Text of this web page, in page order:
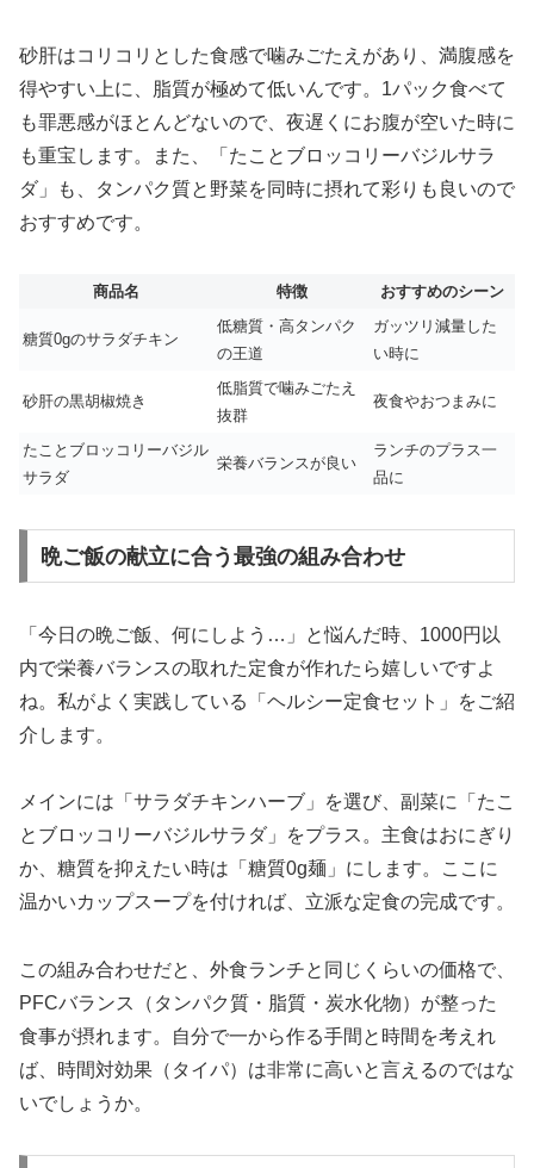
砂肝はコリコリとした食感で噛みごたえがあり、満腹感を
得やすい上に、脂質が極めて低いんです。 1パック食べて
も罪悪感がほとんどないので、夜遅くにお腹が空いた時に
も重宝します。また、「たことブロッコリーバジルサラ
ダ」も、タンパク質と野菜を同時に摂れて彩りも良いので
おすすめです。
商品名 特徴 おすすめのシーン
糖質0gのサラダチキン
低糖質・高タンパク
の王道
ガッツリ減量した
い時に
砂肝の黒胡椒焼き
低脂質で噛みごたえ
抜群
夜食やおつまみに
たことブロッコリーバジル
サラダ
栄養バランスが良い
ランチのプラス一
品に
晩ご飯の献立に合う最強の組み合わせ
「今日の晩ご飯、何にしよう…」と悩んだ時、1000円以
内で栄養バランスの取れた定食が作れたら嬉しいですよ
ね。私がよく実践している「ヘルシー定食セット」をご紹
介します。
メインには「サラダチキンハーブ」を選び、副菜に「たこ
とブロッコリーバジルサラダ」をプラス。主食はおにぎり
か、糖質を抑えたい時は「糖質0g麺」にします。ここに
温かいカップスープを付ければ、立派な定食の完成です。
この組み合わせだと、外食ランチと同じくらいの価格で、
PFCバランス（タンパク質・脂質・炭水化物）が整った
食事が摂れます。自分で一から作る手間と時間を考えれ
ば、 時間対効果（タイパ）は非常に高いと言えるのではな
いでしょうか。